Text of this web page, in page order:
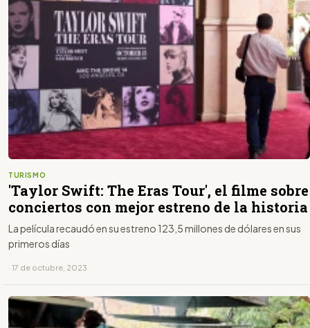
TURISMO
'Taylor Swift: The Eras Tour', el filme sobre
conciertos con mejor estreno de la historia
La película recaudó en su estreno 123,5 millones de dólares en sus
primeros días
· 17 de octubre, 2023